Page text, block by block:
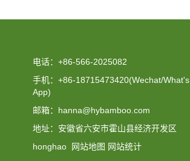
电话：+86-566-2025082
手机：+86-18715473420(Wechat/What's
App)
邮箱：hanna@hybamboo.com
地址：安徽省六安市霍山县经济开发区
honghao
网站地图 网站统计